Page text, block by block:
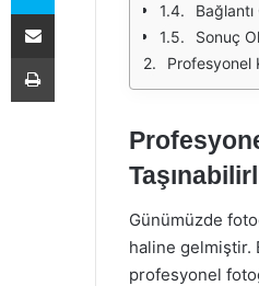
Bağlantı
Sonuç
Profesyonel
Günümüzde
haline gelmiştir.
profesyonel
E-Posta ile paylaş